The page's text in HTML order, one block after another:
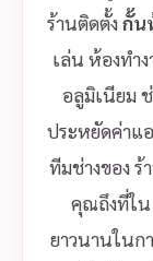
ร้านติดตั้งกั้น
เล่น ห้องทำ
อลูมิเนียม
ประหยัดค่าแ
ทีมช่างของ
คุณถึงที่ใน
ยาวนานในก